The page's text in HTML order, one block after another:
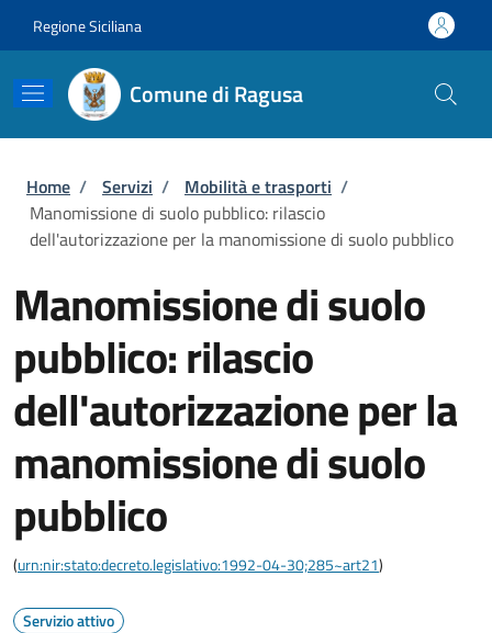
Regione Siciliana
Comune di Ragusa
Briciole di pane
Home / Servizi / Mobilità e trasporti /
Manomissione di suolo pubblico: rilascio
dell'autorizzazione per la manomissione di suolo pubblico
Manomissione di suolo
pubblico: rilascio
dell'autorizzazione per la
manomissione di suolo
pubblico
(urn:nir:stato:decreto.legislativo:1992-04-30;285~art21)
Servizio attivo